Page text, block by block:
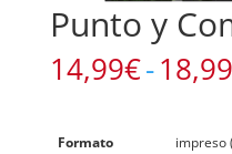
Punto y
14,99€-18,99
Formato
impreso